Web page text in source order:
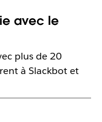
avec le
plus de 20
à Slackbot et